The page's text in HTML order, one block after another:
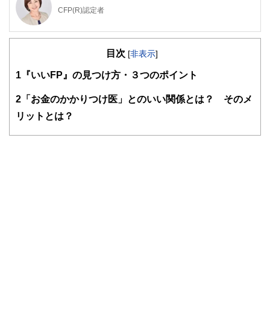
CFP(R)認定者
１級ファイナンシャル・プランニング技能士、２級建築士、
大阪市立大学・生活科学部・住居学科卒業。電機メーカーで
中途入社。無印良品の店舗にて、家具やカーテン、照明のコ
しかしある時、お金に無計画・無頓着に過ごした自身のこれ
までの人生を振り返り、後悔の念。豊かな人生を送るため
に、ライフプランニングの必要性を痛感。その必要性をより
目次 [非表示]
1 『いいFP』の見つけ方・３つのポイント
2 「お金のかかりつけ医」とのいい関係とは？ そのメ
リットとは？